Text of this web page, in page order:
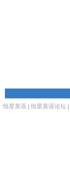
恒星英语 恒星英语论坛